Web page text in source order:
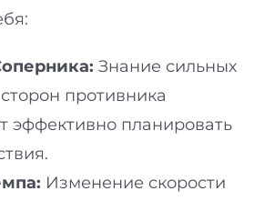
Знание сильных
противника
эффективно планировать
Изменение скорости